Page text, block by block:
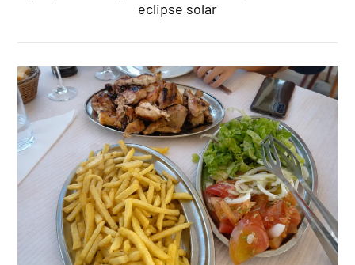
eclipse solar